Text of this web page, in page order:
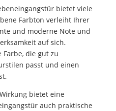
bietet viele
Farbton verleiht Ihrer
und moderne Note und
auf sich.
die gut zu
passt und einen
bietet eine
auch praktische